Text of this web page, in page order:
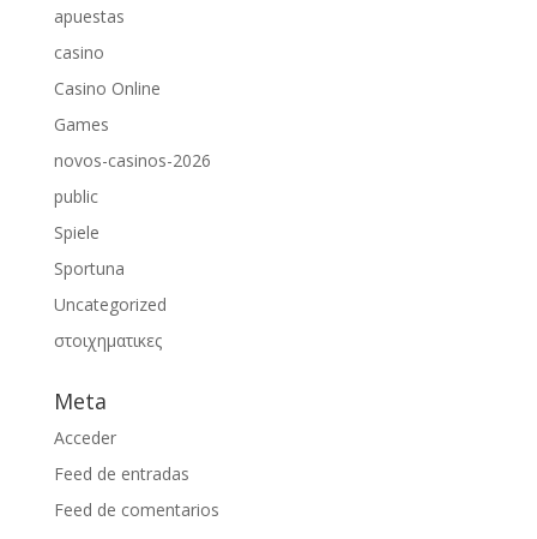
apuestas
casino
Casino Online
Games
novos-casinos-2026
public
Spiele
Sportuna
Uncategorized
στοιχηματικες
Meta
Acceder
Feed de entradas
Feed de comentarios